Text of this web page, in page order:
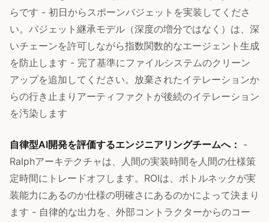
らです - 初日からスポーンバジェットを実装してくださ
い。バジェット継承モデル（深度の増分ではなく）は、深
いチェーンを許可しながら指数関数的なエージェント生成
を防止します - 完了基準にファイルシステムのクリーン
アップを追加してください。放棄されたイテレーションか
らの行き止まりアーティファクトが後続のイテレーション
を汚染します
自律型AI開発を評価するエンジニアリングチームへ： -
Ralphアーキテクチャは、人間の実装時間を人間の仕様策
定時間にトレードオフします。ROIは、ボトルネックが実
装能力にあるのか仕様の明確さにあるのかによって決まり
ます - 自律的な出力を、外部コントラクターからのコー